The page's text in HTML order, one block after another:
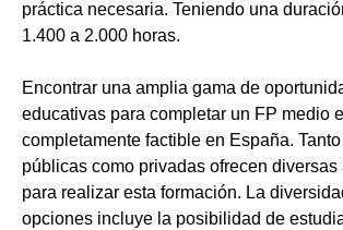
práctica necesaria. Teniendo una
1.400 a 2.000 horas.
Encontrar una amplia gama de
educativas para completar un FP medio
completamente factible en España.
públicas como privadas ofrecen diversas
para realizar esta formación. La
opciones incluye la posibilidad de